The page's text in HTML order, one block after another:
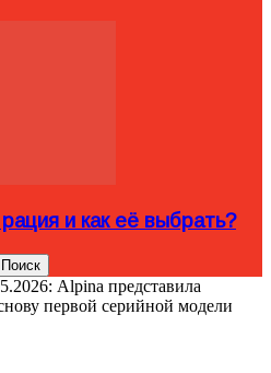
и как её выбрать?
Alpina представила
первой серийной модели